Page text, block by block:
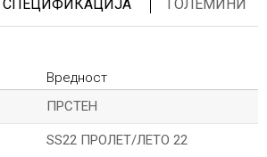
СПЕЦИФИКАЦИЈА ГОЛЕМИНИ
Вредност
ПРСТЕН
SS22 ПРОЛЕТ/ЛЕТО 22